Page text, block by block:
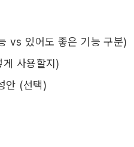
vs 있어도 좋은 기능 구분)
사용할지)
안 (선택)